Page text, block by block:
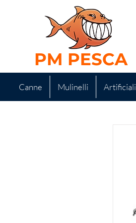
PM PESCA
Canne Mulinelli Artificiali